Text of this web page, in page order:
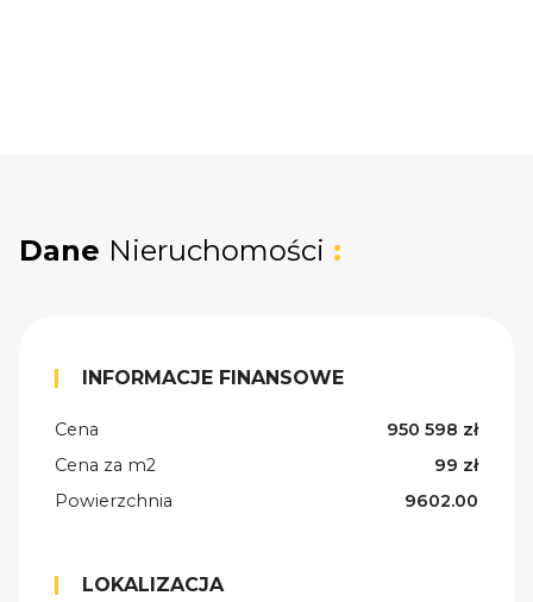
Dane Nieruchomości :
INFORMACJE FINANSOWE
Cena
950 598 zł
Cena za m2
99 zł
Powierzchnia
9602.00
LOKALIZACJA